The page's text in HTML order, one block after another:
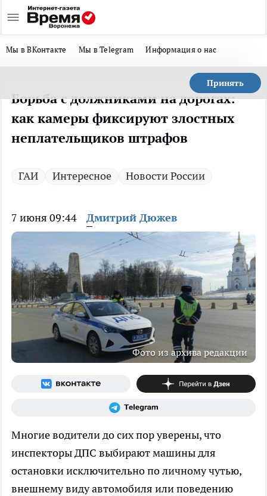
Мы в ВКонтакте Мы в Telegram Информация о нас
Принять
Борьба с должниками на дорогах:
как камеры фиксируют злостных
неплательщиков штрафов
ГАИ Интересное Новости России
7 июня 09:44 Дмитрий Дюжев
Фото из архива редакции
Многие водители до сих пор уверены, что
инспекторы ДПС выбирают машины для
остановки исключительно по личному чутью,
внешнему виду автомобиля или поведению